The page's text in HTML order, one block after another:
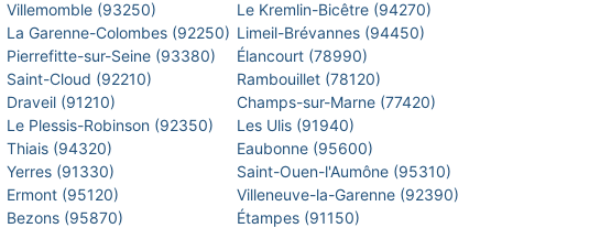
Villemomble (93250)
La Garenne-Colombes (92250)
Pierrefitte-sur-Seine (93380)
Saint-Cloud (92210)
Draveil (91210)
Le Plessis-Robinson (92350)
Thiais (94320)
Yerres (91330)
Ermont (95120)
Bezons (95870)
Le Kremlin-Bicêtre (94270)
Limeil-Brévannes (94450)
Élancourt (78990)
Rambouillet (78120)
Champs-sur-Marne (77420)
Les Ulis (91940)
Eaubonne (95600)
Saint-Ouen-l'Aumône (95310)
Villeneuve-la-Garenne (92390)
Étampes (91150)